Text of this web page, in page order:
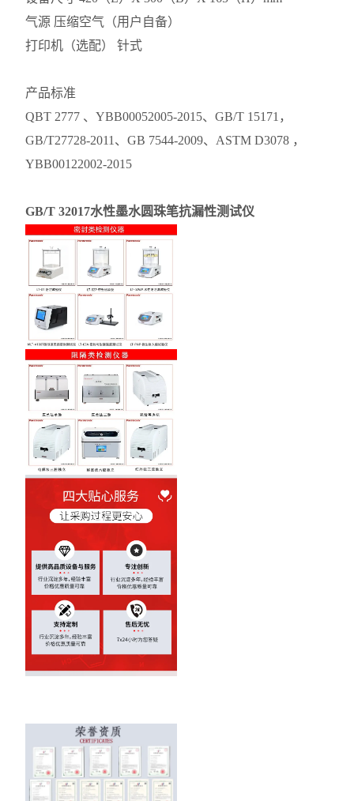
气源 压缩空气（用户自备）
打印机（选配） 针式
产品标准
QBT 2777 、YBB00052005-2015、GB/T 15171，
GB/T27728-2011、GB 7544-2009、ASTM D3078 ，
YBB00122002-2015
GB/T 32017水性墨水圆珠笔抗漏性测试仪